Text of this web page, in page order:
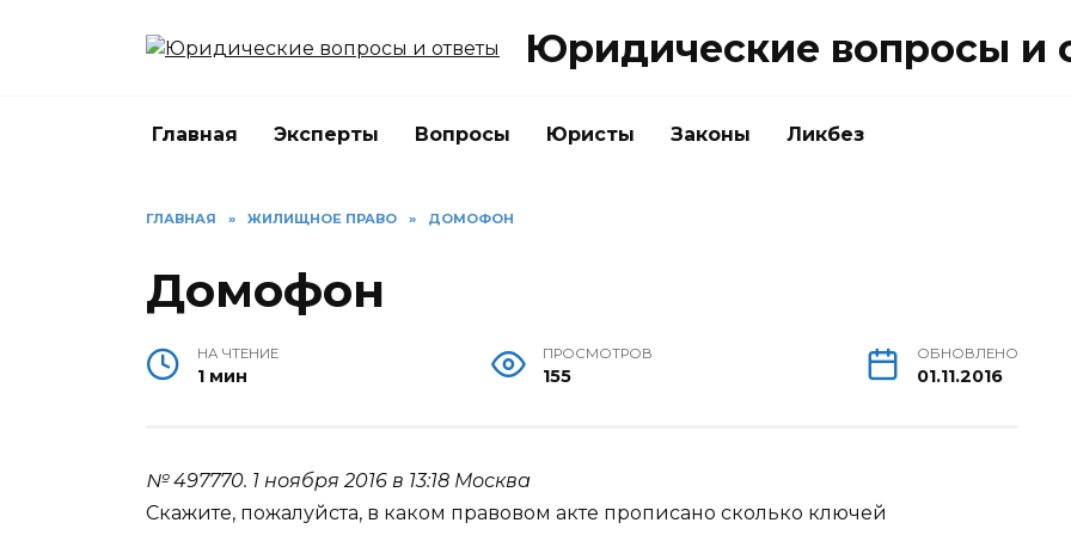
Юридические вопросы и
Главная Эксперты Вопросы Юристы Законы Ликбез
ГЛАВНАЯ » ЖИЛИЩНОЕ ПРАВО » ДОМОФОН
Домофон
НА ЧТЕНИЕ
1 мин
ПРОСМОТРОВ
155
ОБНОВЛЕНО
01.11.2016
№ 497770. 1 ноября 2016 в 13:18 Москва
Скажите, пожалуйста, в каком правовом акте прописано сколько ключей